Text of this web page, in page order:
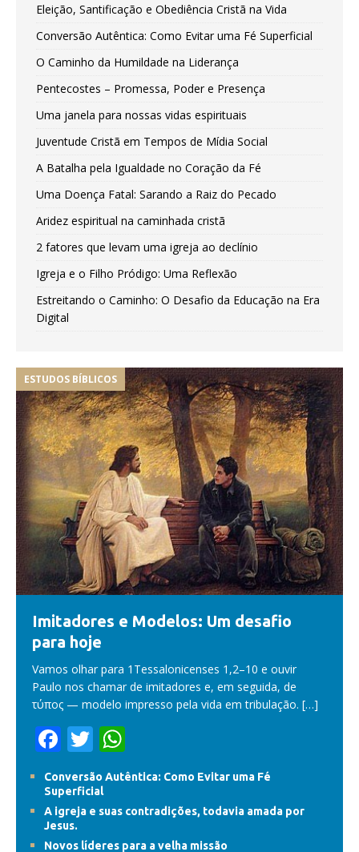
Eleição, Santificação e Obediência Cristã na Vida
Conversão Autêntica: Como Evitar uma Fé Superficial
O Caminho da Humildade na Liderança
Pentecostes – Promessa, Poder e Presença
Uma janela para nossas vidas espirituais
Juventude Cristã em Tempos de Mídia Social
A Batalha pela Igualdade no Coração da Fé
Uma Doença Fatal: Sarando a Raiz do Pecado
Aridez espiritual na caminhada cristã
2 fatores que levam uma igreja ao declínio
Igreja e o Filho Pródigo: Uma Reflexão
Estreitando o Caminho: O Desafio da Educação na Era
Digital
ESTUDOS BÍBLICOS
Imitadores e Modelos: Um desafio
para hoje
Vamos olhar para 1Tessalonicenses 1,2–10 e ouvir
Paulo nos chamar de imitadores e, em seguida, de
τύπος — modelo impresso pela vida em tribulação. […]
F
e
b
o
T
w
itt
er
h
at
s
A
Conversão Autêntica: Como Evitar uma Fé
Superficial
A igreja e suas contradições, todavia amada por
Jesus.
Novos líderes para a velha missão